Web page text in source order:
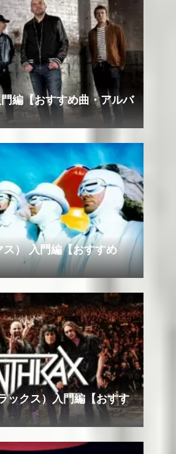
編【おすすめ曲・アルバ
） 入門編【おすすめ
ックス）入門編【おすす